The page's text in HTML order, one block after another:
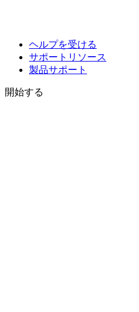
ヘルプを受ける
サポートリソース
製品サポート
開始する